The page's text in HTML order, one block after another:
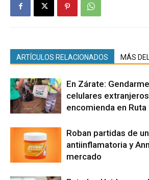
ARTÍCULOS RELACIONADOS MÁS
En Zárate:
celulares
encomienda en Ruta
Roban partidas de
antiinflamatoria y
mercado